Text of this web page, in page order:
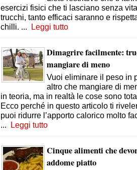
esercizi fisici che ti lasciano senza
trucchi, tanto efficaci saranno e
chilli. ... Leggi tutto
Dimagrire facilmente:
mangiare di meno
Vuoi eliminare il peso in
altro che mangiare di
in teoria, ma in realtà le cose sono
Ecco perché in questo articolo ti
puoi ridurre l’apporto calorico molto
... Leggi tutto
Cinque alimenti che
addome piatto